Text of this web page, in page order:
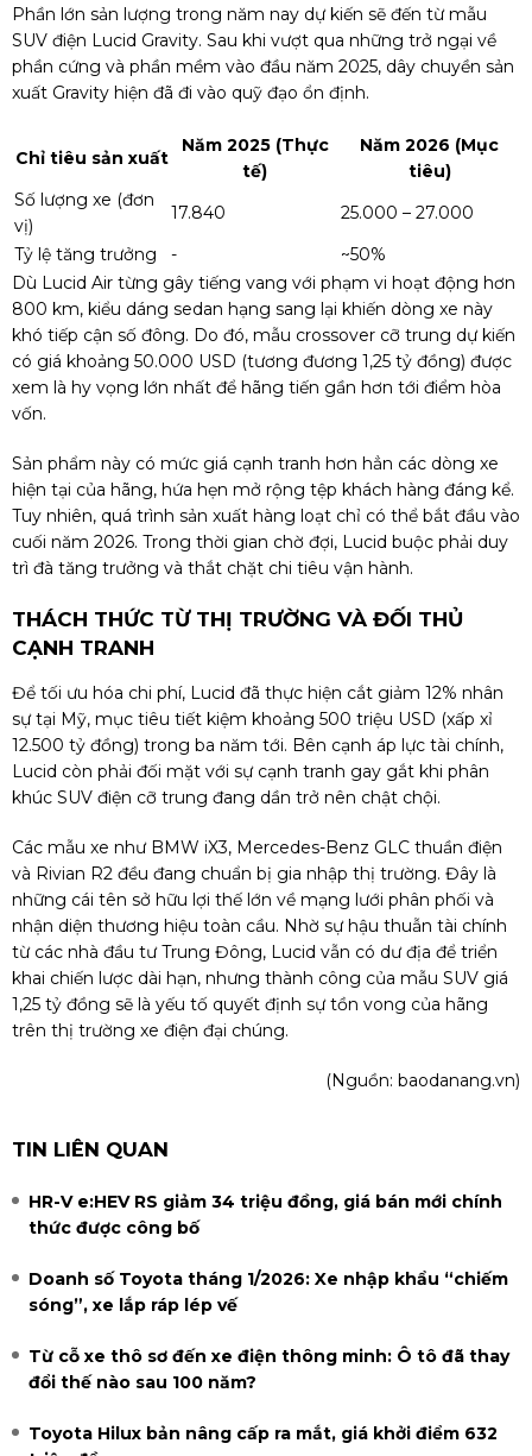
Phần lớn sản lượng trong năm nay dự kiến sẽ đến từ mẫu
SUV điện Lucid Gravity. Sau khi vượt qua những trở ngại về
phần cứng và phần mềm vào đầu năm 2025, dây chuyền sản
xuất Gravity hiện đã đi vào quỹ đạo ổn định.
Chỉ tiêu sản xuất
Năm 2025 (Thực
tế)
Năm 2026 (Mục
tiêu)
Số lượng xe (đơn
vị)
17.840
25.000 – 27.000
Tỷ lệ tăng trưởng
-
~50%
Dù Lucid Air từng gây tiếng vang với phạm vi hoạt động hơn
800 km, kiểu dáng sedan hạng sang lại khiến dòng xe này
khó tiếp cận số đông. Do đó, mẫu crossover cỡ trung dự kiến
có giá khoảng 50.000 USD (tương đương 1,25 tỷ đồng) được
xem là hy vọng lớn nhất để hãng tiến gần hơn tới điểm hòa
vốn.
Sản phẩm này có mức giá cạnh tranh hơn hẳn các dòng xe
hiện tại của hãng, hứa hẹn mở rộng tệp khách hàng đáng kể.
Tuy nhiên, quá trình sản xuất hàng loạt chỉ có thể bắt đầu vào
cuối năm 2026. Trong thời gian chờ đợi, Lucid buộc phải duy
trì đà tăng trưởng và thắt chặt chi tiêu vận hành.
THÁCH THỨC TỪ THỊ TRƯỜNG VÀ ĐỐI THỦ
CẠNH TRANH
Để tối ưu hóa chi phí, Lucid đã thực hiện cắt giảm 12% nhân
sự tại Mỹ, mục tiêu tiết kiệm khoảng 500 triệu USD (xấp xỉ
12.500 tỷ đồng) trong ba năm tới. Bên cạnh áp lực tài chính,
Lucid còn phải đối mặt với sự cạnh tranh gay gắt khi phân
khúc SUV điện cỡ trung đang dần trở nên chật chội.
Các mẫu xe như BMW iX3, Mercedes-Benz GLC thuần điện
và Rivian R2 đều đang chuẩn bị gia nhập thị trường. Đây là
những cái tên sở hữu lợi thế lớn về mạng lưới phân phối và
nhận diện thương hiệu toàn cầu. Nhờ sự hậu thuẫn tài chính
từ các nhà đầu tư Trung Đông, Lucid vẫn có dư địa để triển
khai chiến lược dài hạn, nhưng thành công của mẫu SUV giá
1,25 tỷ đồng sẽ là yếu tố quyết định sự tồn vong của hãng
trên thị trường xe điện đại chúng.
(Nguồn: baodanang.vn)
TIN LIÊN QUAN
HR-V e:HEV RS giảm 34 triệu đồng, giá bán mới chính
thức được công bố
Doanh số Toyota tháng 1/2026: Xe nhập khẩu “chiếm
sóng”, xe lắp ráp lép vế
Từ cỗ xe thô sơ đến xe điện thông minh: Ô tô đã thay
đổi thế nào sau 100 năm?
Toyota Hilux bản nâng cấp ra mắt, giá khởi điểm 632